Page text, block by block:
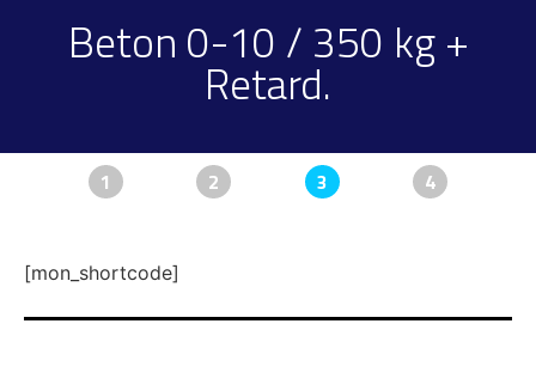
Beton 0-10 / 350 kg +
Retard.
1 2 3 4
[mon_shortcode]